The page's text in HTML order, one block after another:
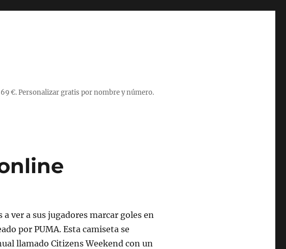
€. Personalizar gratis por nombre y número.
ver a sus jugadores marcar goles en
por PUMA. Esta camiseta se
llamado Citizens Weekend con un